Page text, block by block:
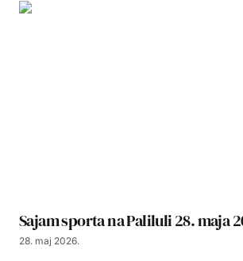
Sajam sporta na Paliluli 28. maja
28. maj 2026.